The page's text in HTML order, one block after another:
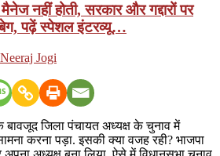
नहीं होती, सरकार और गद्दारों पर
पढ़ें स्पेशल इंटरव्यू…
Author
Neeraj Jogi
जिला पंचायत अध्यक्ष के चुनाव में
करना पड़ा. इसकी क्या वजह रही? भाजपा